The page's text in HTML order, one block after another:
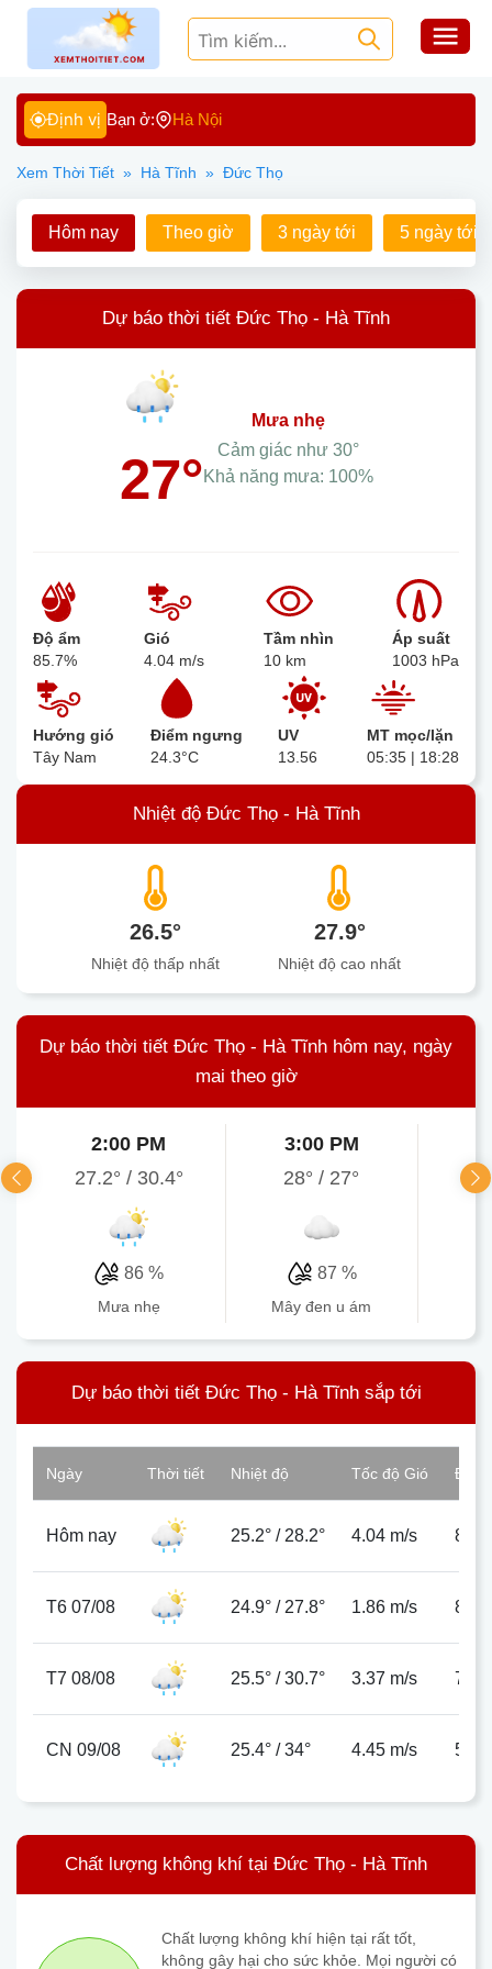
Định vị Bạn ở: Hà Nội
Xem Thời Tiết » Hà Tĩnh » Đức Thọ
Hôm nay Theo giờ 3 ngày tới 5 ngày tới
Dự báo thời tiết Đức Thọ - Hà Tĩnh
27°
mưa nhẹ
Cảm giác như 30°
Khả năng mưa: 100%
Độ ẩm
85.7%
Gió
4.04 m/s
Tầm nhìn
10 km
Áp suất
1003 hPa
Hướng gió
Tây Nam
Điểm ngưng
24.3°C
UV
13.56
MT mọc/lặn
05:35 | 18:28
Nhiệt độ Đức Thọ - Hà Tĩnh
26.5°
Nhiệt độ thấp nhất
27.9°
Nhiệt độ cao nhất
Dự báo thời tiết Đức Thọ - Hà Tĩnh hôm nay, ngày
mai theo giờ
2:00 PM
27.2° / 30.4°
86 %
mưa nhẹ
3:00 PM
28°/ 27°
87 %
mây đen u ám
Dự báo thời tiết Đức Thọ - Hà Tĩnh sắp tới
Ngày Thời tiết Nhiệt độ Tốc độ Gió Độ
Hôm nay 25.2° / 28.2° 4.04 m/s 82%
T6 07/08 24.9° / 27.8° 1.86 m/s 81%
T7 08/08 25.5° /30.7° 3.37 m/s 79%
CN 09/08 25.4° /34° 4.45 m/s 57%
Chất lượng không khí tại Đức Thọ - Hà Tĩnh
Chất lượng không khí hiện tại rất tốt,
không gây hại cho sức khỏe. Mọi người có